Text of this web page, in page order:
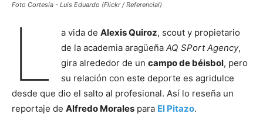
Foto Cortesía - Luis Eduardo (Flickr / Referencial)
L a vida de Alexis Quiroz, scout y propietario
de la academia aragüeña AQ SPort Agency,
gira alrededor de un campo de béisbol, pero
su relación con este deporte es agridulce
desde que dio el salto al profesional. Así lo reseña un
reportaje de Alfredo Morales para El Pitazo.